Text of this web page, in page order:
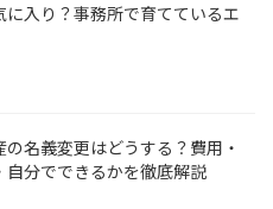
入り？事務所で育てているエ
名義変更はどうする？費用・
自分でできるかを徹底解説